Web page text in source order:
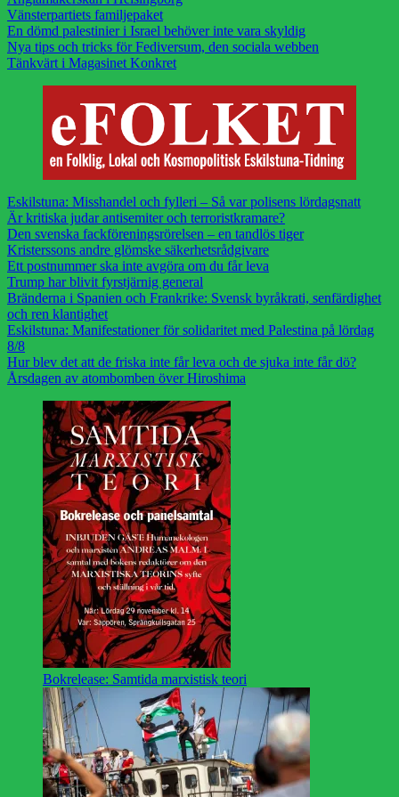
Vänsterpartiets familjepaket
En dömd palestinier i Israel behöver inte vara skyldig
Nya tips och tricks för Fediversum, den sociala webben
Tänkvärt i Magasinet Konkret
Eskilstuna: Misshandel och fylleri – Så var polisens lördagsnatt
Är kritiska judar antisemiter och terroristkramare?
Den svenska fackföreningsrörelsen – en tandlös tiger
Kristerssons andre glömske säkerhetsrådgivare
Ett postnummer ska inte avgöra om du får leva
Trump har blivit fyrstjärnig general
Bränderna i Spanien och Frankrike: Svensk byråkrati, senfärdighet
och ren klantighet
Eskilstuna: Manifestationer för solidaritet med Palestina på lördag
8/8
Hur blev det att de friska inte får leva och de sjuka inte får dö?
Årsdagen av atombomben över Hiroshima
Bokrelease: Samtida marxistisk teori